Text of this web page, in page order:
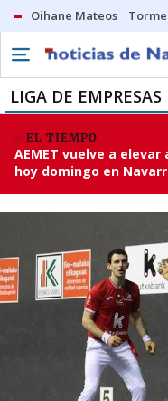
Oihane Mateos
LIGA DE
EL TIEMPO
AEMET vuelve a
hoy domingo en